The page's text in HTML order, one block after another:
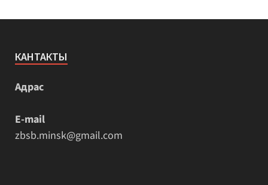
КАНТАКТЫ
Адрас
E-mail
zbsb.minsk@gmail.com